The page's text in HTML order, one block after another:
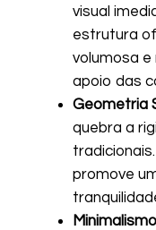
visual
estrutura
volumosa
apoio das
Geometria
quebra a
promove